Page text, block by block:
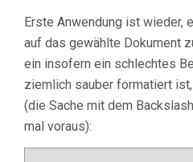
Erste Anwendung ist wieder,
auf das gewählte Dokument
ein insofern ein schlechtes
ziemlich sauber formatiert
(die Sache mit dem
mal voraus):